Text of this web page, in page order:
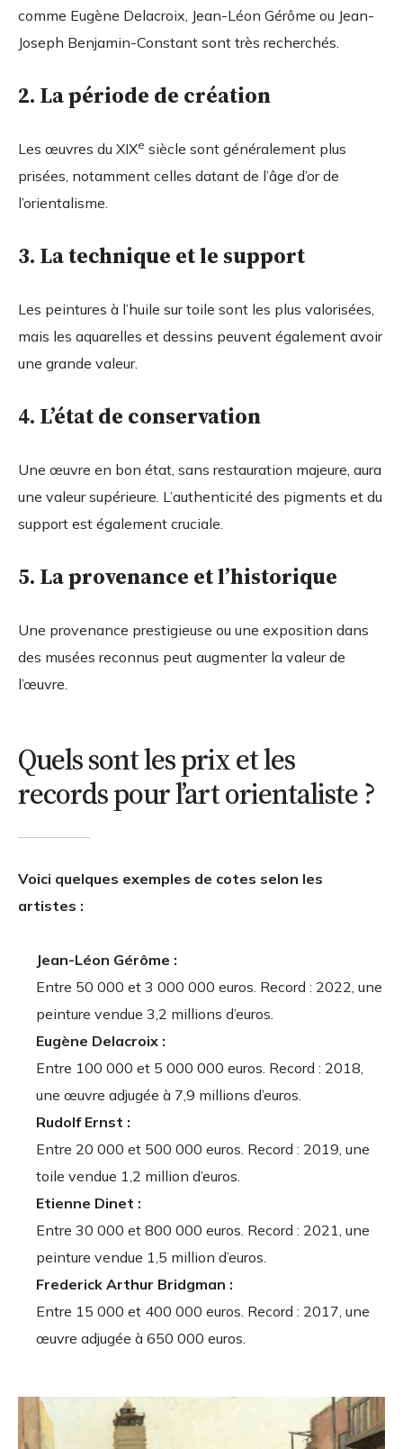
comme Eugène Delacroix, Jean-Léon Gérôme ou Jean-
Joseph Benjamin-Constant sont très recherchés.
2. La période de création
Les œuvres du XIXe siècle sont généralement plus
prisées, notamment celles datant de l’âge d’or de
l’orientalisme.
3. La technique et le support
Les peintures à l’huile sur toile sont les plus valorisées,
mais les aquarelles et dessins peuvent également avoir
une grande valeur.
4. L’état de conservation
Une œuvre en bon état, sans restauration majeure, aura
une valeur supérieure. L’authenticité des pigments et du
support est également cruciale.
5. La provenance et l’historique
Une provenance prestigieuse ou une exposition dans
des musées reconnus peut augmenter la valeur de
l’œuvre.
Quels sont les prix et les
records pour l’art orientaliste ?
Voici quelques exemples de cotes selon les
artistes :
Jean-Léon Gérôme :
Entre 50 000 et 3 000 000 euros. Record : 2022, une
peinture vendue 3,2 millions d’euros.
Eugène Delacroix :
Entre 100 000 et 5 000 000 euros. Record : 2018,
une œuvre adjugée à 7,9 millions d’euros.
Rudolf Ernst :
Entre 20 000 et 500 000 euros. Record : 2019, une
toile vendue 1,2 million d’euros.
Etienne Dinet :
Entre 30 000 et 800 000 euros. Record : 2021, une
peinture vendue 1,5 million d’euros.
Frederick Arthur Bridgman :
Entre 15 000 et 400 000 euros. Record : 2017, une
œuvre adjugée à 650 000 euros.